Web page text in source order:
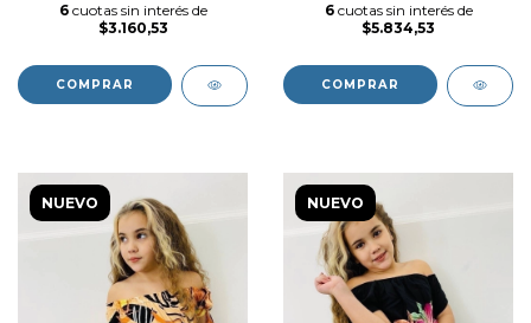
6 cuotas sin interés de
$3.160,53
COMPRAR
6 cuotas sin interés de
$5.834,53
COMPRAR
NUEVO NUEVO